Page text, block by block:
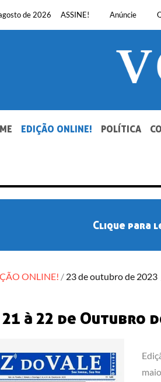
de 2026 ASSINE! Anúncie
SUA VOZ. DESDE 1948.
EDIÇÃO ONLINE! POLÍTICA
Clique para
ONLINE! Posted
23 de outubro de 2023
à 22 de Outubro